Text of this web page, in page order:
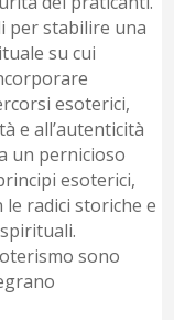
per stabilire una
su cui
esoterici,
e all’autenticità
un pernicioso
esoterici,
radici storiche e
sono